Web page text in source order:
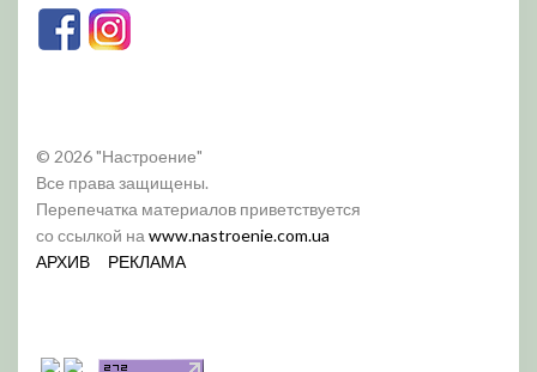
© 2026 "Настроение"
Все права защищены.
Перепечатка материалов приветствуется
со ссылкой на www.nastroenie.com.ua
АРХИВ
РЕКЛАМА